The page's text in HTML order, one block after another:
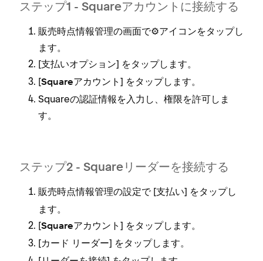
ステ⁠ップ1 - Squareアカウントに接続する
販売時点情報管理の画面で⚙️アイコンをタ⁠ップし
ます⁠。
[⁠支払いオプシ⁠ョン⁠] をタ⁠ップします⁠。
[⁠Squareアカウント ⁠] をタ⁠ップします⁠。
Squareの認証情報を入力し⁠、権限を許可しま
す⁠。
ステ⁠ップ2 - Squareリ⁠ーダ⁠ーを接続する
販売時点情報管理の設定で [⁠支払い⁠] をタ⁠ップし
ます⁠。
[⁠Squareアカウント ⁠] をタ⁠ップします⁠。
[⁠カ⁠ード リ⁠ーダ⁠ー⁠] をタ⁠ップします⁠。